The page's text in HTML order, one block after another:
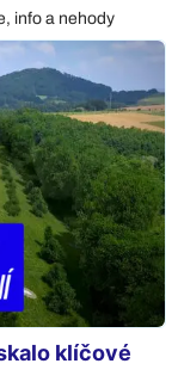
info a nehody
klíčové